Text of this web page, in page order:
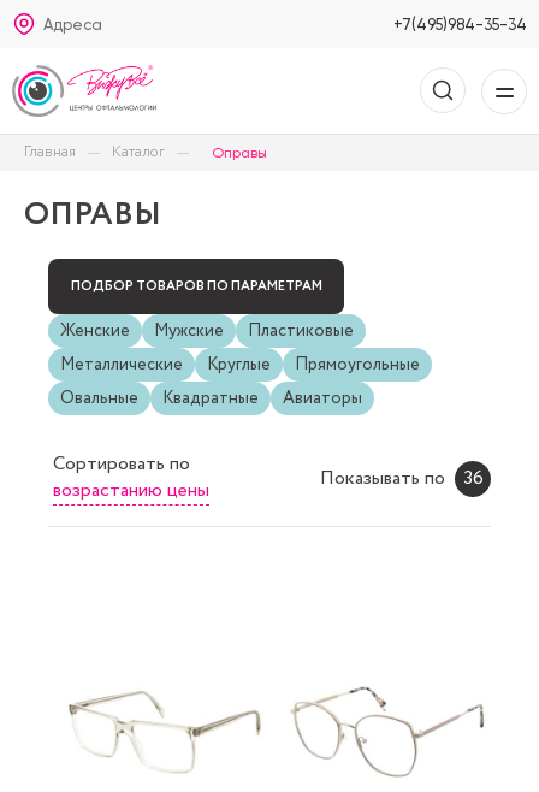
Адреса +7(495)984-35-34
Главная Каталог Оправы
ОПРАВЫ
ПОДБОР ТОВАРОВ ПО ПАРАМЕТРАМ
Женские Мужские
Пластиковые
Металлические
Круглые
Прямоугольные
Овальные
Квадратные Авиаторы
Сортировать по
возрастанию цены
Показывать по 36